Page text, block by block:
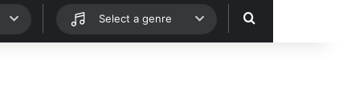
Select a genre Hledat